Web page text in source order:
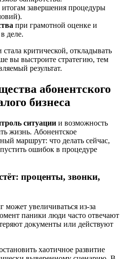
итогам завершения процедуры
при грамотной оценке и
деле.
критической, откладывать
вы выстроите стратегию, тем
результат.
абонентского
бизнеса
ситуации и возможность
жизнь. Абонентское
маршрут: что делать сейчас,
ошибок в процедуре
проценты, звонки,
может увеличиваться из‑за
паники люди часто отвечают
документы или действуют
хаотичное развитие